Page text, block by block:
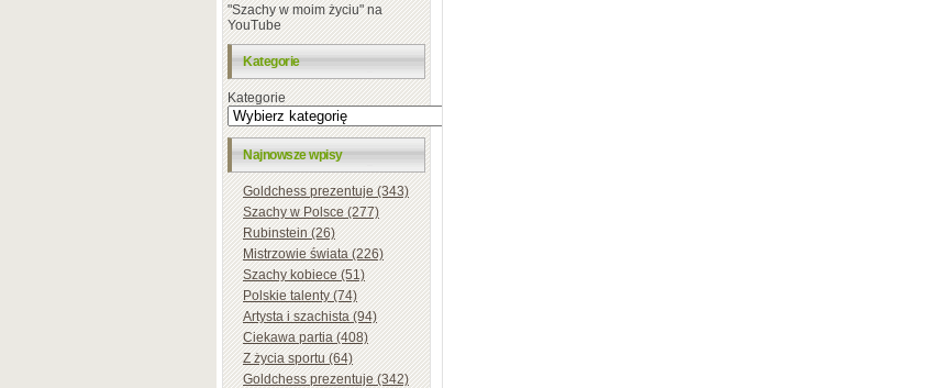
"Szachy w moim życiu" na
YouTube
Kategorie
Kategorie
Najnowsze wpisy
Goldchess prezentuje (343)
Szachy w Polsce (277)
Rubinstein (26)
Mistrzowie świata (226)
Szachy kobiece (51)
Polskie talenty (74)
Artysta i szachista (94)
Ciekawa partia (408)
Z życia sportu (64)
Goldchess prezentuje (342)